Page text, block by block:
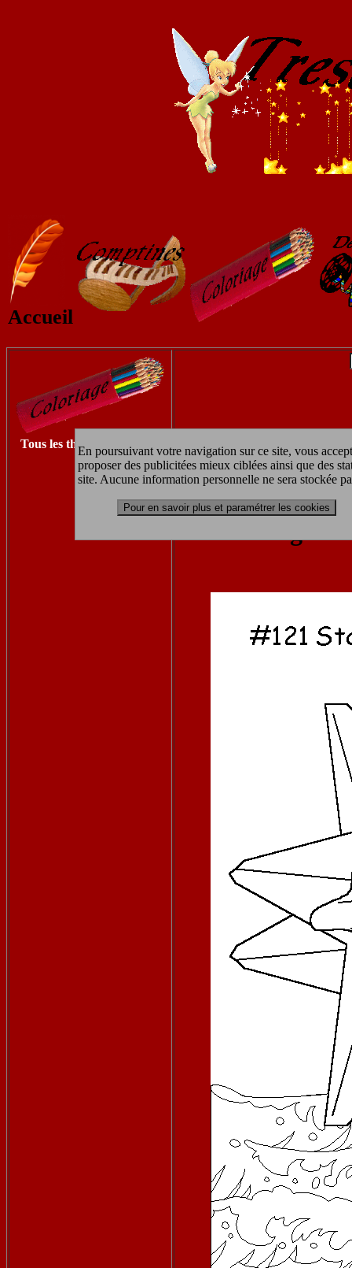
En poursuivant votre navigation sur ce site, vous
proposer des publicitées mieux ciblées ainsi que des
site. Aucune information personnelle ne sera stockée
Pour en savoir plus et paramétrer les cookies
Accueil
Tous les thèmes à imprimer
Retrouvez les autres coloriages
coloriage à